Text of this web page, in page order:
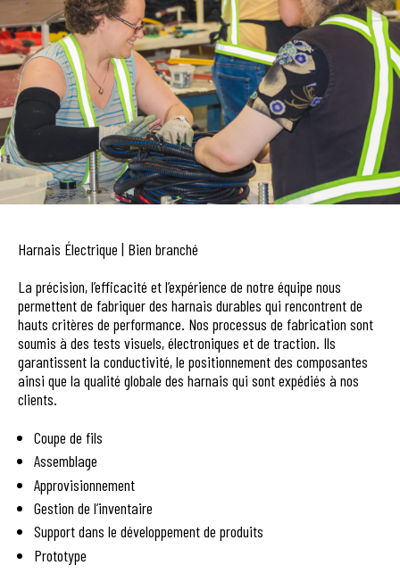
Harnais Électrique | Bien branché
La précision, l’efficacité et l’expérience de notre équipe nous
permettent de fabriquer des harnais durables qui rencontrent de
hauts critères de performance. Nos processus de fabrication sont
soumis à des tests visuels, électroniques et de traction. Ils
garantissent la conductivité, le positionnement des composantes
ainsi que la qualité globale des harnais qui sont expédiés à nos
clients.
Coupe de fils
Assemblage
Approvisionnement
Gestion de l’inventaire
Support dans le développement de produits
Prototype